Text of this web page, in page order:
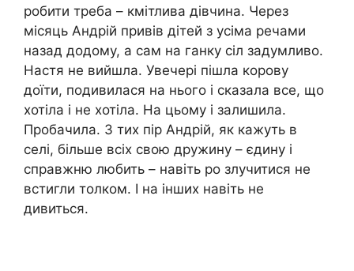
робити треба – кмітлива дівчина. Через
місяць Андрій привів дітей з усіма речами
назад додому, а сам на ганку сіл задумливо.
Настя не вийшла. Увечері пішла корову
доїти, подивилася на нього і сказала все, що
хотіла і не хотіла. На цьому і залишила.
Пробачила. З тих пір Андрій, як кажуть в
селі, більше всіх свою дружину – єдину і
справжню любить – навіть ро злучитися не
встигли толком. І на інших навіть не
дивиться.